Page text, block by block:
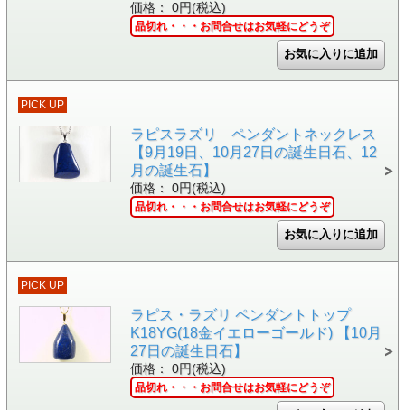
価格： 0円(税込)
品切れ・・・お問合せはお気軽にどうぞ
PICK UP
ラピスラズリ ペンダントネックレス
【9月19日、10月27日の誕生日石、12
月の誕生石】
価格： 0円(税込)
品切れ・・・お問合せはお気軽にどうぞ
PICK UP
ラピス・ラズリ ペンダントトップ
K18YG(18金イエローゴールド) 【10月
27日の誕生日石】
価格： 0円(税込)
品切れ・・・お問合せはお気軽にどうぞ